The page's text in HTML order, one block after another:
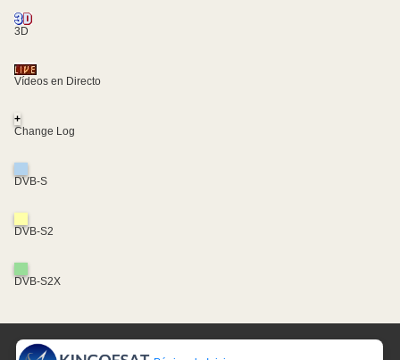
3D
Vídeos en Directo
+
Change Log
DVB-S
DVB-S2
DVB-S2X